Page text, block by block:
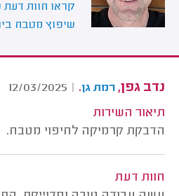
קראו חוות דעת
שיפוץ מטבח
נדב גפן, רמת גן.
|
12/03/2025
תיאור השירות
הדבקת קרמיקה לחיפוי מטבח.
חוות דעת